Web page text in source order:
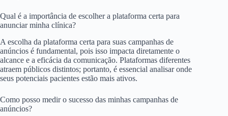
Qual é a importância de escolher a plataforma certa para
anunciar minha clínica?
A escolha da plataforma certa para suas campanhas de
anúncios é fundamental, pois isso impacta diretamente o
alcance e a eficácia da comunicação. Plataformas diferentes
atraem públicos distintos; portanto, é essencial analisar onde
seus potenciais pacientes estão mais ativos.
Como posso medir o sucesso das minhas campanhas de
anúncios?